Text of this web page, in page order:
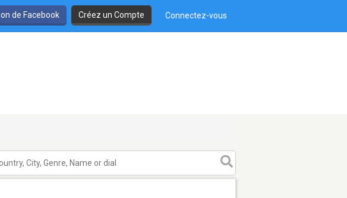
de Facebook Créez un Compte Connectez-vous